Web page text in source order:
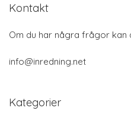
Kontakt
Om du har några frågor kan
info@inredning.net
Kategorier